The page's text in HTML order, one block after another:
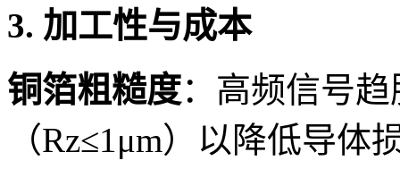
3. 加工性与成本
铜箔粗糙度：高频信号
（Rz≤1μm）以降低导